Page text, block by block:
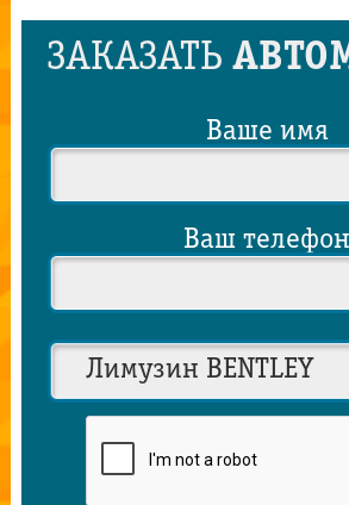
ЗАКАЗАТЬ
Ваше имя
Ваш телефон